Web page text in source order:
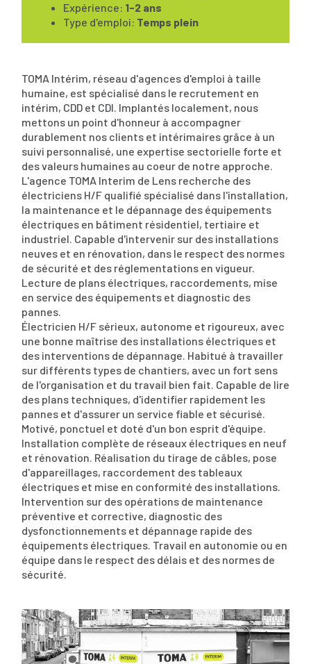
Expérience: 1-2 ans
Type d'emploi: Temps plein
TOMA Intérim, réseau d'agences d'emploi à taille
humaine, est spécialisé dans le recrutement en
intérim, CDD et CDI. Implantés localement, nous
mettons un point d'honneur à accompagner
durablement nos clients et intérimaires grâce à un
suivi personnalisé, une expertise sectorielle forte et
des valeurs humaines au coeur de notre approche.
L'agence TOMA Interim de Lens recherche des
électriciens H/F qualifié spécialisé dans l'installation,
la maintenance et le dépannage des équipements
électriques en bâtiment résidentiel, tertiaire et
industriel. Capable d'intervenir sur des installations
neuves et en rénovation, dans le respect des normes
de sécurité et des réglementations en vigueur.
Lecture de plans électriques, raccordements, mise
en service des équipements et diagnostic des
pannes.
Électricien H/F sérieux, autonome et rigoureux, avec
une bonne maîtrise des installations électriques et
des interventions de dépannage. Habitué à travailler
sur différents types de chantiers, avec un fort sens
de l'organisation et du travail bien fait. Capable de lire
des plans techniques, d'identifier rapidement les
pannes et d'assurer un service fiable et sécurisé.
Motivé, ponctuel et doté d'un bon esprit d'équipe.
Installation complète de réseaux électriques en neuf
et rénovation. Réalisation du tirage de câbles, pose
d'appareillages, raccordement des tableaux
électriques et mise en conformité des installations.
Intervention sur des opérations de maintenance
préventive et corrective, diagnostic des
dysfonctionnements et dépannage rapide des
équipements électriques. Travail en autonomie ou en
équipe dans le respect des délais et des normes de
sécurité.